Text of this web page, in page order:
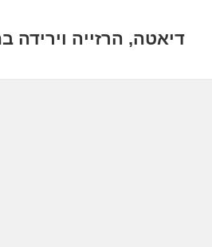
דיאטה, הרזייה וירידה